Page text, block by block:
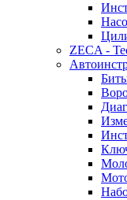
ZECA -